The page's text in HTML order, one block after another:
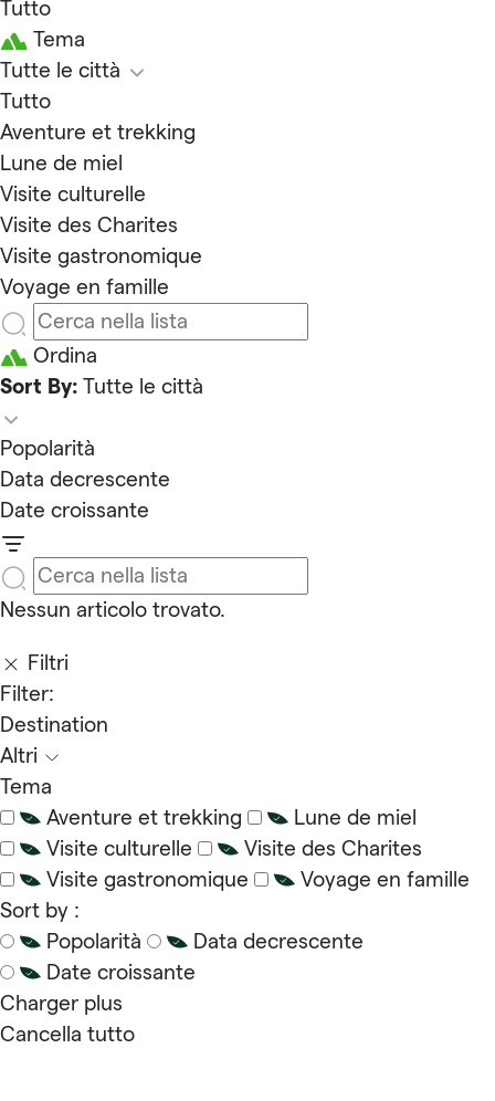
Tutto
Tema
Tutte le città
Tutto
Aventure et trekking
Lune de miel
Visite culturelle
Visite des Charites
Visite gastronomique
Voyage en famille
Ordina
Sort By: Tutte le città
Popolarità
Data decrescente
Date croissante
Nessun articolo trovato.
Filtri
Filter:
Destination
Altri
Tema
Aventure et trekking
Lune de miel
Visite culturelle
Visite des Charites
Visite gastronomique
Voyage en famille
Sort by :
Popolarità
Data decrescente
Date croissante
Charger plus
Cancella tutto